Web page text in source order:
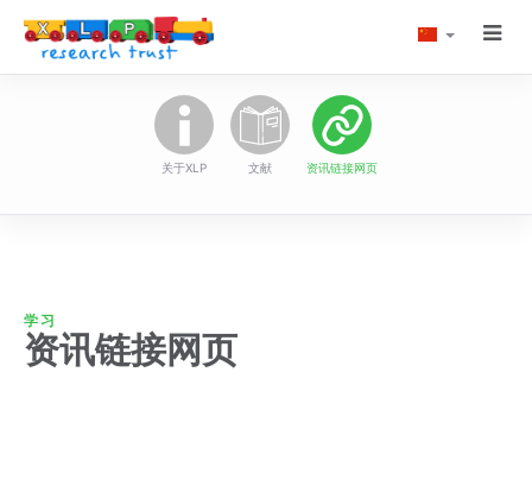
切
导
语
关于XLP 文献 资讯链接网页
学习
资讯链接网页